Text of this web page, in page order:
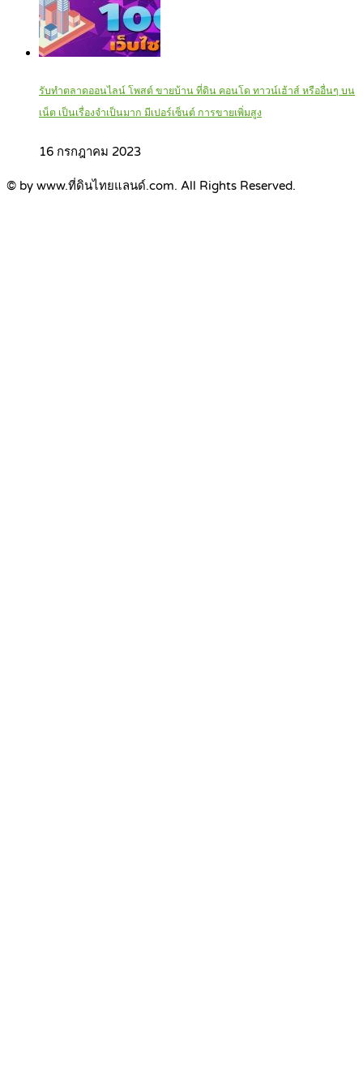
รับทำตลาดออนไลน์ โพสต์ ขายบ้าน ที่ดิน คอนโด ทาวน์เฮ้าส์ หรืออื่นๆ บน
เน็ต เป็นเรื่องจำเป็นมาก มีเปอร์เซ็นต์ การขายเพิ่มสูง
16 กรกฎาคม 2023
© by www.ที่ดินไทยแลนด์.com. All Rights Reserved.